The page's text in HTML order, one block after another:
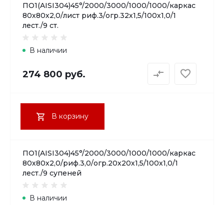
ПО1(AISI304)45°/2000/3000/1000/1000/каркас
80х80х2,0/лист риф.3/огр.32х1,5/100х1,0/1
лест./9 ст.
В наличии
274 800 руб.
В корзину
ПО1(AISI304)45°/2000/3000/1000/1000/каркас
80х80х2,0/риф.3,0/огр.20х20х1,5/100х1,0/1
лест./9 супеней
В наличии